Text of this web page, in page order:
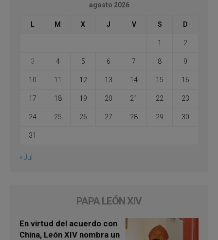
agosto 2026
L M X J V S D
1 2
3 4 5 6 7 8 9
10 11 12 13 14 15 16
17 18 19 20 21 22 23
24 25 26 27 28 29 30
31
« Jul
PAPA LEÓN XIV
En virtud del acuerdo con
China, León XIV nombra un